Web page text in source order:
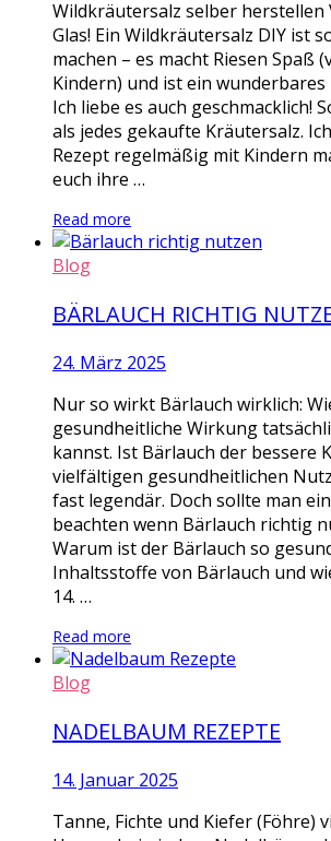
Wildkräutersalz selber herstellen
Glas! Ein Wildkräutersalz DIY ist
machen – es macht Riesen Spaß
Kindern) und ist ein wunderbares
Ich liebe es auch geschmacklich!
als jedes gekaufte Kräutersalz.
Rezept regelmäßig mit Kindern
euch ihre …
Read more
Blog
BÄRLAUCH RICHTIG
24. März 2025
Nur so wirkt Bärlauch wirklich:
gesundheitliche Wirkung
kannst. Ist Bärlauch der bessere
vielfältigen gesundheitlichen
fast legendär. Doch sollte man
beachten wenn Bärlauch richtig
Warum ist der Bärlauch so
Inhaltsstoffe von Bärlauch und
14. …
Read more
Blog
NADELBAUM REZEPTE
14. Januar 2025
Tanne, Fichte und Kiefer (Föhre)